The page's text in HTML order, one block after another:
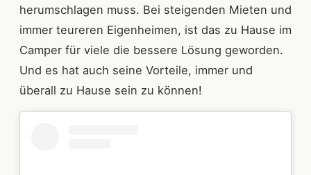
herumschlagen muss. Bei steigenden Mieten und
immer teureren Eigenheimen, ist das zu Hause im
Camper für viele die bessere Lösung geworden.
Und es hat auch seine Vorteile, immer und
überall zu Hause sein zu können!